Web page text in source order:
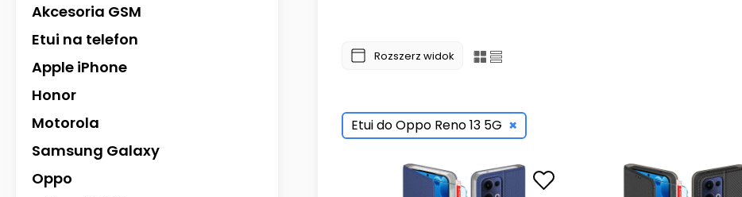
Akcesoria GSM
Etui na telefon
Apple iPhone
Honor
Motorola
Samsung Galaxy
Oppo
Rozszerz widok
Etui do Oppo Reno 13 5G ×